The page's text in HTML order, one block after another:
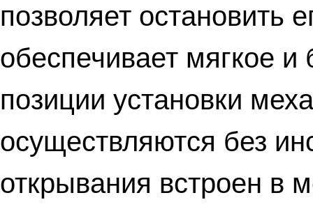
позволяет остановить
обеспечивает мягкое
позиции установки
осуществляются без
открывания встроен в